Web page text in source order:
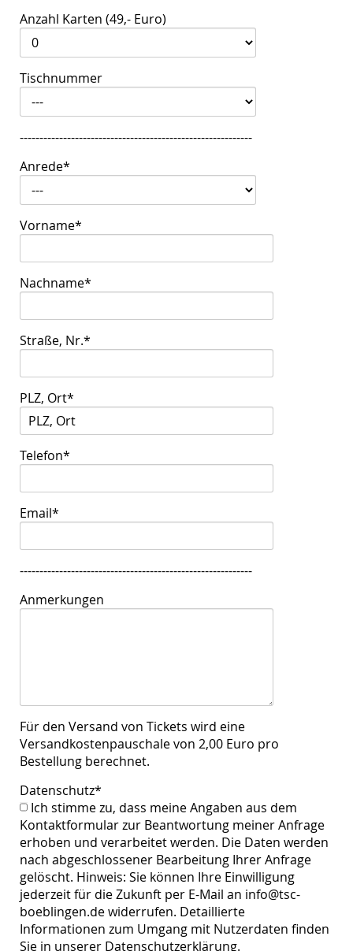
Anzahl Karten (49,- Euro)
Tischnummer
-----------------------------------------------------------
Anrede*
Vorname*
Nachname*
Straße, Nr.*
PLZ, Ort*
Telefon*
Email*
-----------------------------------------------------------
Anmerkungen
Für den Versand von Tickets wird eine
Versandkostenpauschale von 2,00 Euro pro
Bestellung berechnet.
Datenschutz*
Kontaktformular zur Beantwortung meiner Anfrage
erhoben und verarbeitet werden. Die Daten werden
nach abgeschlossener Bearbeitung Ihrer Anfrage
gelöscht. Hinweis: Sie können Ihre Einwilligung
jederzeit für die Zukunft per E-Mail an info@tsc-
boeblingen.de widerrufen. Detaillierte
Informationen zum Umgang mit Nutzerdaten finden
Sie in unserer Datenschutzerklärung.